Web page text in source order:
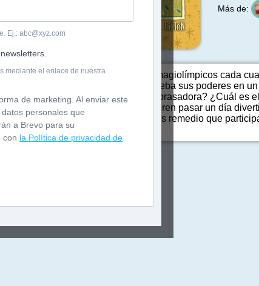
Ej.: abc@xyz.com
mediante el enlace de nuestra
de marketing. Al enviar este
personales que
a Brevo para su
con la Política de privacidad de
Más de:
Imaginaria celebra sus juegos magiolímpicos cada
donde las criaturas ponen a prueba sus poderes en
¿Quién eructará la llama más abrasadora? ¿Cuál es
Los Rescatadores Mágicos quieren pasar un día
a desaparecer, no les queda más remedio que
la normalidad.